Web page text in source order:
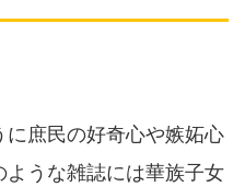
庶民の好奇心や嫉妬心
うな雑誌には華族子女